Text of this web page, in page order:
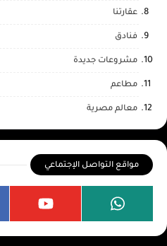
عقارتنا
فنادق
مشروعات جديدة
مطاعم
معالم مصرية
مواقع التواصل الإجتماعي